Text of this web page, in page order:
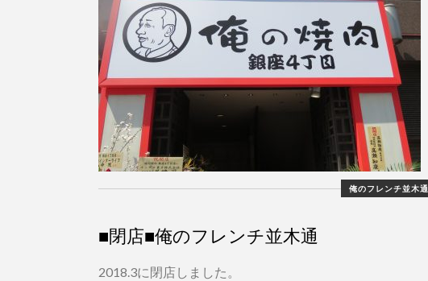
俺のフレンチ並木通
■閉店■俺のフレンチ並木通
2018.3に閉店しました。